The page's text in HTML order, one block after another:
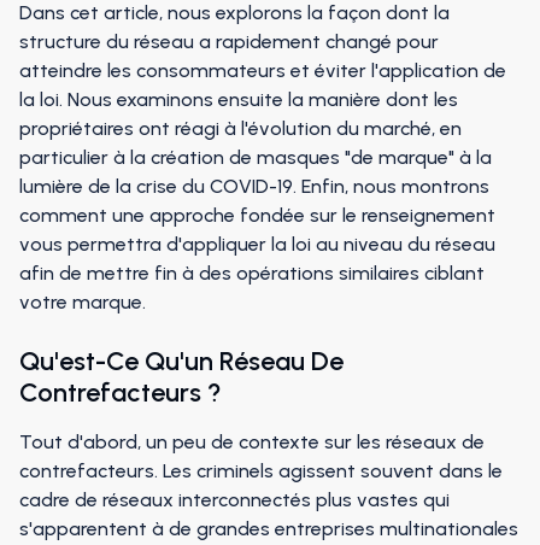
Dans cet article, nous explorons la façon dont la
structure du réseau a rapidement changé pour
atteindre les consommateurs et éviter l'application de
la loi. Nous examinons ensuite la manière dont les
propriétaires ont réagi à l'évolution du marché, en
particulier à la création de masques "de marque" à la
lumière de la crise du COVID-19. Enfin, nous montrons
comment une approche fondée sur le renseignement
vous permettra d'appliquer la loi au niveau du réseau
afin de mettre fin à des opérations similaires ciblant
votre marque.
Qu'est-Ce Qu'un Réseau De
Contrefacteurs ?
Tout d'abord, un peu de contexte sur les réseaux de
contrefacteurs. Les criminels agissent souvent dans le
cadre de réseaux interconnectés plus vastes qui
s'apparentent à de grandes entreprises multinationales